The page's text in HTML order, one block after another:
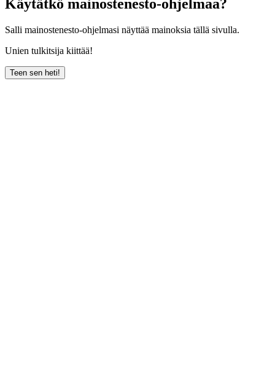
Käytätkö mainostenesto-ohjelmaa?
Salli mainostenesto-ohjelmasi näyttää mainoksia tällä sivulla.
Unien tulkitsija kiittää!
Teen sen heti!